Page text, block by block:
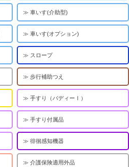
車いす(介助型)
車いす(オプション)
スロープ
歩行補助つえ
手すり（バディーⅠ）
手すり付属品
徘徊感知機器
介護保険適用外品